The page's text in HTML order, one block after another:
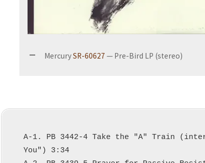
MercurySR-60627 — Pre-Bird LP (stereo)
A-1. PB 3442-4 Take the "A" Train
You") 3:34